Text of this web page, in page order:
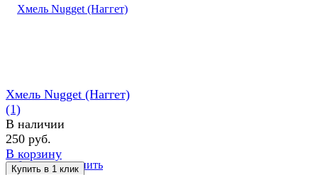
избранное сравнить
Хмель Nugget (Наггет)
(1)
В наличии
250 руб.
В корзину